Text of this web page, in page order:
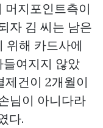
머지포인트측이
자 김 씨는 남은
위해 카드사에
여지지 않았
제건이 2개월이
님이 아니다라
다.